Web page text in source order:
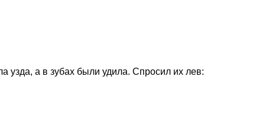
узда, а в зубах были удила. Спросил их лев: